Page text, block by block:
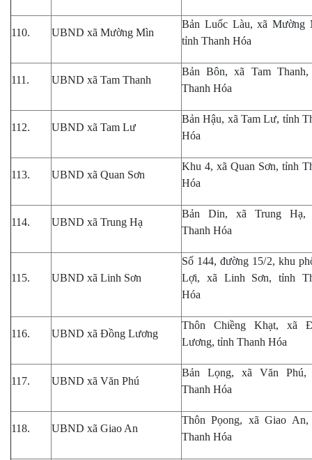
110. UBND xã Mường Mìn
Bản Luốc Làu, xã Mường
tỉnh Thanh Hóa
111. UBND xã Tam Thanh
Bản Bôn, xã Tam Thanh,
Thanh Hóa
112. UBND xã Tam Lư
Bản Hậu, xã Tam Lư, tỉnh
Hóa
113. UBND xã Quan Sơn
Khu 4, xã Quan Sơn, tỉnh
Hóa
114. UBND xã Trung Hạ
Bản Din, xã Trung Hạ,
Thanh Hóa
115. UBND xã Linh Sơn
Số 144, đường 15/2, khu
Lợi, xã Linh Sơn, tỉnh
Hóa
116. UBND xã Đồng Lương
Thôn Chiềng Khạt, xã
Lương, tỉnh Thanh Hóa
117. UBND xã Văn Phú
Bản Lọng, xã Văn Phú,
Thanh Hóa
118. UBND xã Giao An
Thôn Pọong, xã Giao An,
Thanh Hóa